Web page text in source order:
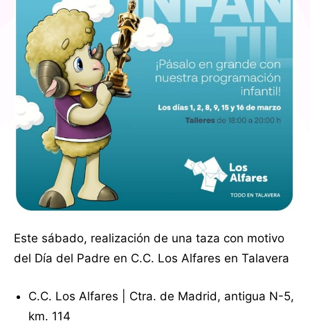
Este sábado, realización de una taza con motivo
del Día del Padre en C.C. Los Alfares en Talavera
C.C. Los Alfares | Ctra. de Madrid, antigua N-5,
km. 114